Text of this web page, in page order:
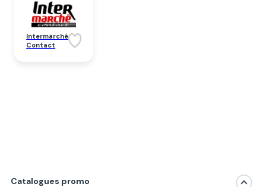
Intermarché
Contact
Catalogues promo